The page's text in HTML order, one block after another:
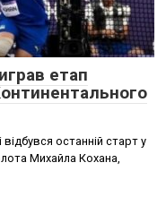
етап
відбувся останній старт у
Михайла Кохана,